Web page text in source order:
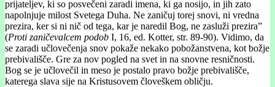
prijateljev, ki so posvečeni zaradi imena, ki ga nosijo, in jih zato
napolnjuje milost Svetega Duha. Ne zaničuj torej snovi, ni vredna
prezira, ker si ni nič od tega, kar je naredil Bog, ne zasluži prezira”
(Proti zaničevalcem podob I, 16, ed. Kotter, str. 89-90). Vidimo, da
se zaradi učlovečenja snov pokaže nekako pobožanstvena, kot božje
prebivališče. Gre za nov pogled na svet in na snovne resničnosti.
Bog se je učlovečil in meso je postalo pravo božje prebivališče,
katerega slava sije na Kristusovem človeškem obličju.